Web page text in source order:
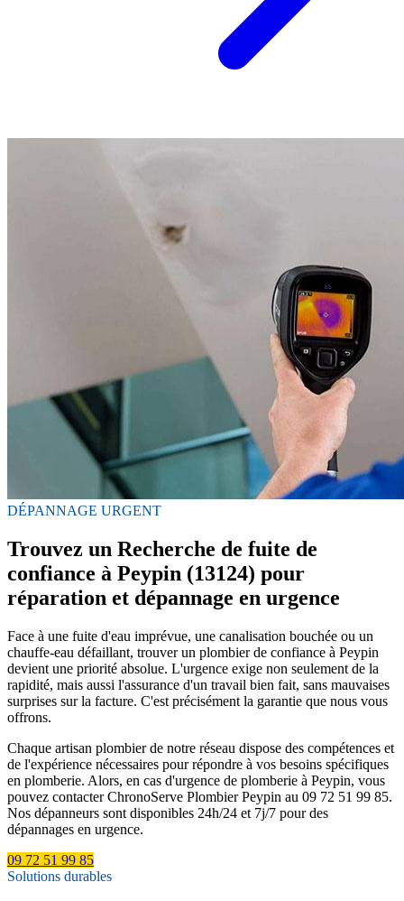
DÉPANNAGE URGENT
Trouvez un Recherche de fuite de
confiance à Peypin (13124) pour
réparation et dépannage en urgence
Face à une fuite d'eau imprévue, une canalisation bouchée ou un
chauffe-eau défaillant, trouver un plombier de confiance à Peypin
devient une priorité absolue. L'urgence exige non seulement de la
rapidité, mais aussi l'assurance d'un travail bien fait, sans mauvaises
surprises sur la facture. C'est précisément la garantie que nous vous
offrons.
Chaque artisan plombier de notre réseau dispose des compétences et
de l'expérience nécessaires pour répondre à vos besoins spécifiques
en plomberie. Alors, en cas d'urgence de plomberie à Peypin, vous
pouvez contacter ChronoServe Plombier Peypin au 09 72 51 99 85.
Nos dépanneurs sont disponibles 24h/24 et 7j/7 pour des
dépannages en urgence.
09 72 51 99 85
Solutions durables